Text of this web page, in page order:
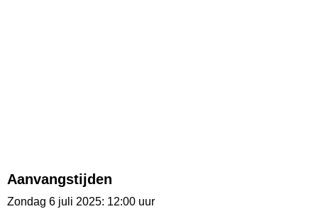
Aanvangstijden
Zondag 6 juli 2025: 12:00 uur